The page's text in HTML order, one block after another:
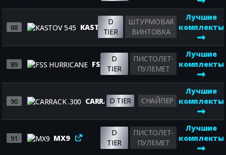
88 KASTOV 545
D
TIER
ШТУРМОВАЯ
ВИНТОВКА
Лучшие
комплекты
89 FSS HURRICANE
D
TIER
ПИСТОЛЕТ-
ПУЛЕМЕТ
Лучшие
комплекты
90 CARRACK .300
D TIER СНАЙПЕР
Лучшие
комплекты
91 MX9
D
TIER
ПИСТОЛЕТ-
ПУЛЕМЕТ
Лучшие
комплекты